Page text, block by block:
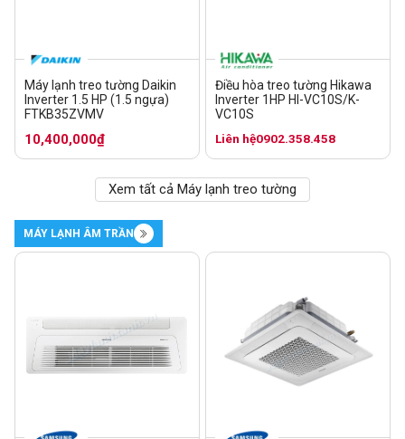
Máy lạnh treo tường Daikin
Inverter 1.5 HP (1.5 ngựa)
FTKB35ZVMV
10,400,000₫
Điều hòa treo tường Hikawa
Inverter 1HP HI-VC10S/K-
VC10S
Liên hệ0902.358.458
Xem tất cả Máy lạnh treo tường
MÁY LẠNH ÂM TRẦN